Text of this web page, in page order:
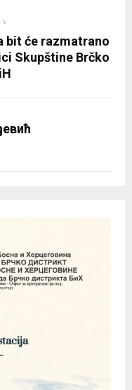
bit će razmatrano
Skupštine Brčko